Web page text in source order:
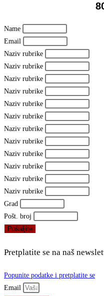
Name
Email
Naziv rubrike
Naziv rubrike
Naziv rubrike
Naziv rubrike
Naziv rubrike
Naziv rubrike
Naziv rubrike
Naziv rubrike
Naziv rubrike
Naziv rubrike
Naziv rubrike
Naziv rubrike
Grad
Pošt. broj
Pošaljite
Pretplatite se na naš
Popunite podatke i pretplatite se
Email